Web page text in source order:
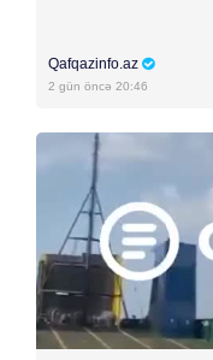
Qafqazinfo.az
2 gün öncə 20:46